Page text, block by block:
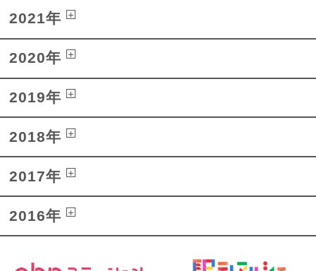
2021年
2020年
2019年
2018年
2017年
2016年